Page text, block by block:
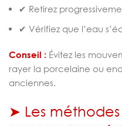
✔ Retirez
✔ Vérifiez que l’eau
Conseil : Évitez les
rayer la porcelaine ou
anciennes.
➤ Les